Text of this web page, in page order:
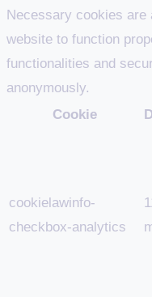
Necessary cookies
website to function
functionalities and
anonymously.
Cookie
cookielawinfo-
checkbox-analytics